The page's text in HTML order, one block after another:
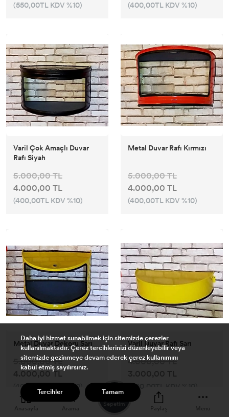
Anasayfa Arama
Sepetim
Paylaş Menü
(550,00TL KDV %10) (400,00TL KDV %10)
Varil Çok Amaçlı Duvar
Rafı Siyah
5.000,00 TL
4.000,00 TL
(400,00TL KDV %10)
Metal Duvar Rafı Kırmızı
5.000,00 TL
4.000,00 TL
(400,00TL KDV %10)
Metal Duvar Dekoru Sarı
5.000,00 TL
4.000,00 TL
(400,00TL KDV %10)
Varil Duvar Rafı Sarı
4.000,00 TL
3.000,00 TL
(300,00TL KDV %10)
Daha iyi hizmet sunabilmek için sitemizde çerezler
kullanılmaktadır. Çerez tercihlerinizi düzenleyebilir veya
sitemizde gezinmeye devam ederek çerez kullanımını
kabul etmiş sayılırsınız.
Tercihler Tamam